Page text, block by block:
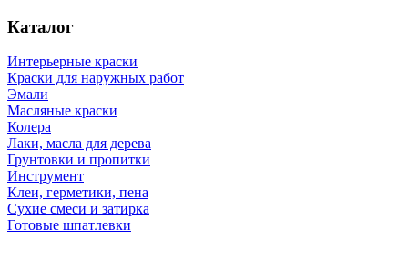
Каталог
Интерьерные краски
Краски для наружных работ
Эмали
Масляные краски
Колера
Лаки, масла для дерева
Грунтовки и пропитки
Инструмент
Клеи, герметики, пена
Сухие смеси и затирка
Готовые шпатлевки